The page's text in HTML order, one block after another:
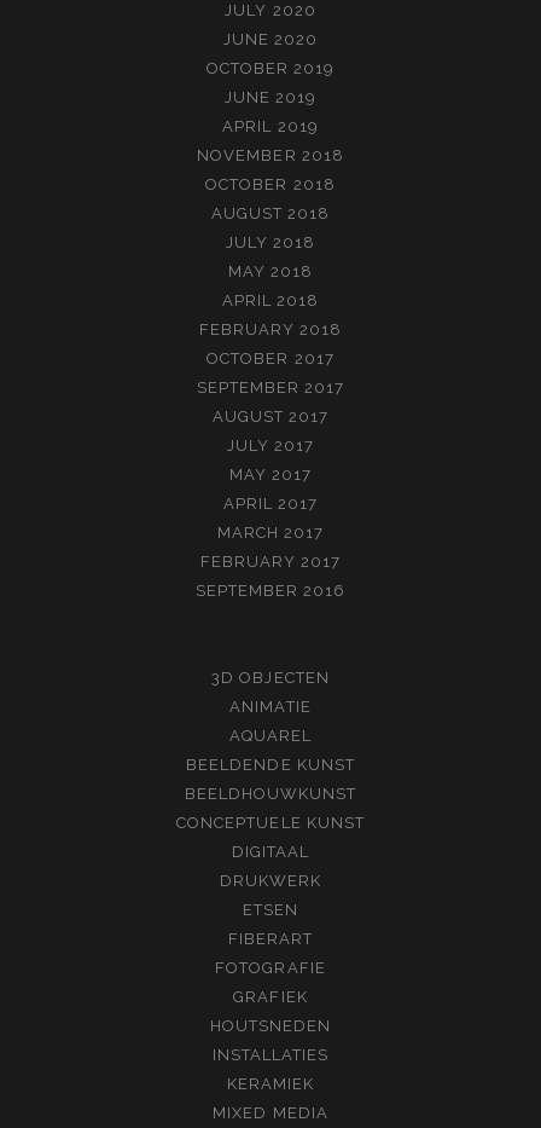
JULY 2020
JUNE 2020
OCTOBER 2019
JUNE 2019
APRIL 2019
NOVEMBER 2018
OCTOBER 2018
AUGUST 2018
JULY 2018
MAY 2018
APRIL 2018
FEBRUARY 2018
OCTOBER 2017
SEPTEMBER 2017
AUGUST 2017
JULY 2017
MAY 2017
APRIL 2017
MARCH 2017
FEBRUARY 2017
SEPTEMBER 2016
3D OBJECTEN
ANIMATIE
AQUAREL
BEELDENDE KUNST
BEELDHOUWKUNST
CONCEPTUELE KUNST
DIGITAAL
DRUKWERK
ETSEN
FIBERART
FOTOGRAFIE
GRAFIEK
HOUTSNEDEN
INSTALLATIES
KERAMIEK
MIXED MEDIA